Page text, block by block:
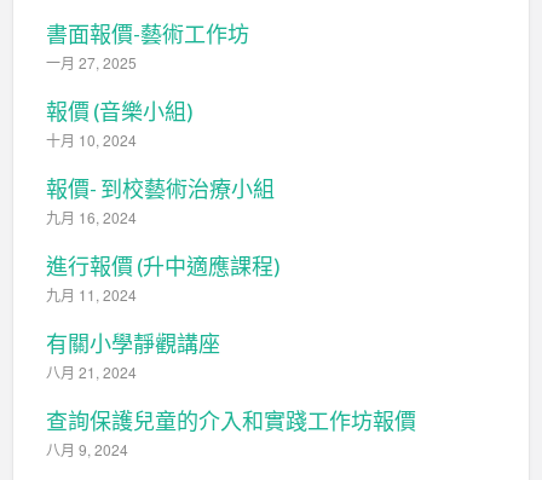
書面報價-藝術工作坊
一月 27, 2025
報價 (音樂小組)
十月 10, 2024
報價- 到校藝術治療小組
九月 16, 2024
進行報價 (升中適應課程)
九月 11, 2024
有關小學靜觀講座
八月 21, 2024
查詢保護兒童的介入和實踐工作坊報價
八月 9, 2024